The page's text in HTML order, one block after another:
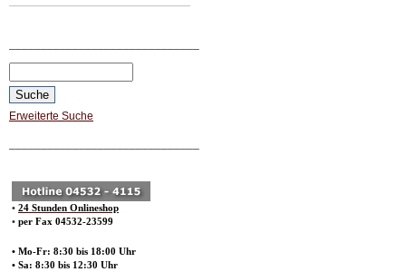
Erweiterte Suche
• 24 Stunden Onlineshop
• per Fax 04532-23599
• Mo-Fr: 8:30 bis 18:00 Uhr
• Sa: 8:30 bis 12:30 Uhr